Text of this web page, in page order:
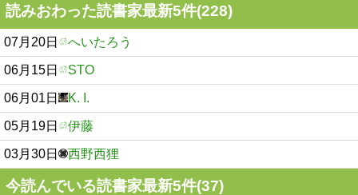
読みおわった読書家最新5件(228)
07月20日 へいたろう
06月15日 STO
06月01日 K. I.
05月19日 伊藤
03月30日 西野西狸
今読んでいる読書家最新5件(37)